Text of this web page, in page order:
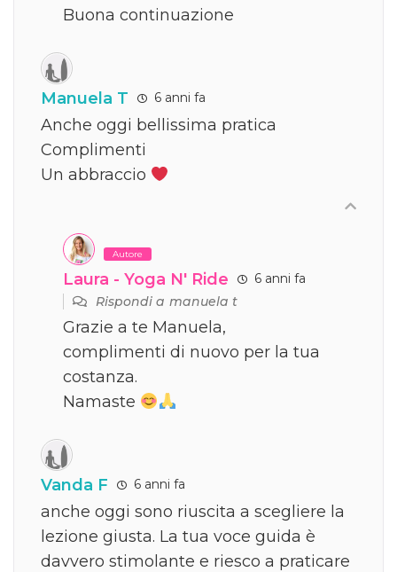
Buona continuazione
Manuela T 6 anni fa
Anche oggi bellissima pratica
Complimenti
Un abbraccio
Autore
Laura - Yoga N' Ride
6 anni fa
Rispondi amanuela t
Grazie a te Manuela,
complimenti di nuovo per la tua
costanza.
Namaste
Vanda F 6 anni fa
anche oggi sono riuscita a scegliere la
lezione giusta. La tua voce guida è
davvero stimolante e riesco a praticare